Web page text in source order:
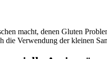
macht, denen Gluten
die Verwendung der kleinen